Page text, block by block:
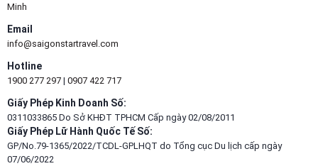
Minh
Email
info@saigonstartravel.com
Hotline
1900 277 297 | 0907 422 717
Giấy Phép Kinh Doanh Số:
0311033865 Do Sở KHĐT TPHCM Cấp ngày 02/08/2011
Giấy Phép Lữ Hành Quốc Tế Số:
GP/No.79-1365/2022/TCDL-GPLHQT do Tổng cục Du lịch cấp ngày
07/06/2022